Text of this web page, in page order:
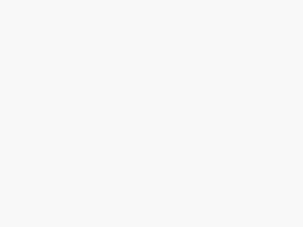
Exprimez
collier
12